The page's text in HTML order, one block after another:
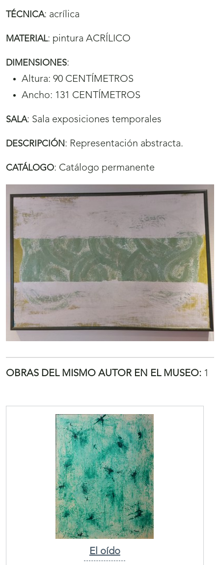
TÉCNICA: acrílica
MATERIAL: pintura ACRÍLICO
DIMENSIONES:
Altura: 90 CENTÍMETROS
Ancho: 131 CENTÍMETROS
SALA: Sala exposiciones temporales
DESCRIPCIÓN: Representación abstracta.
CATÁLOGO: Catálogo permanente
OBRAS DEL MISMO AUTOR EN EL MUSEO: 1
El oído